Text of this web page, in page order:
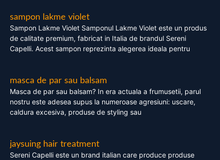
sampon lakme violet
Sampon Lakme Violet Samponul Lakme Violet este un produs
de calitate premium, fabricat in Italia de brandul Sereni
Capelli. Acest sampon reprezinta alegerea ideala pentru
masca de par sau balsam
Masca de par sau balsam? In era actuala a frumusetii, parul
nostru este adesea supus la numeroase agresiuni: uscare,
caldura excesiva, produse de styling sau
jaysuing hair treatment
Sereni Capelli este un brand italian care produce produse